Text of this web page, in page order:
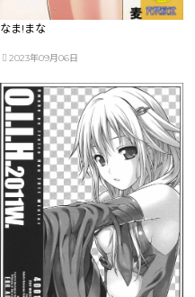
なま!まな
2023年09月06日